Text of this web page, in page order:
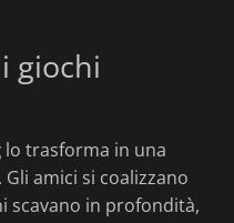
giochi
lo trasforma in una
amici si coalizzano
scavano in profondità,